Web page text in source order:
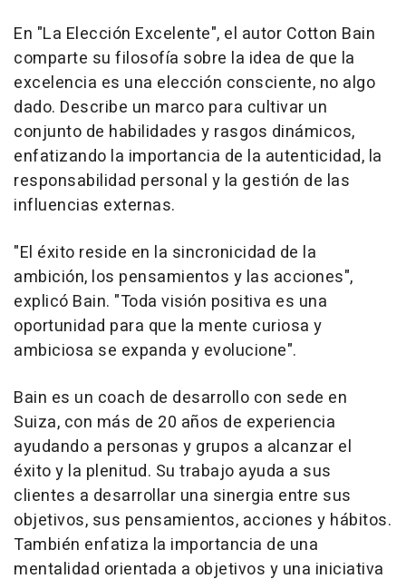
En "La Elección Excelente", el autor Cotton Bain
comparte su filosofía sobre la idea de que la
excelencia es una elección consciente, no algo
dado. Describe un marco para cultivar un
conjunto de habilidades y rasgos dinámicos,
enfatizando la importancia de la autenticidad, la
responsabilidad personal y la gestión de las
influencias externas.
"El éxito reside en la sincronicidad de la
ambición, los pensamientos y las acciones",
explicó Bain. "Toda visión positiva es una
oportunidad para que la mente curiosa y
ambiciosa se expanda y evolucione".
Bain es un coach de desarrollo con sede en
Suiza, con más de 20 años de experiencia
ayudando a personas y grupos a alcanzar el
éxito y la plenitud. Su trabajo ayuda a sus
clientes a desarrollar una sinergia entre sus
objetivos, sus pensamientos, acciones y hábitos.
También enfatiza la importancia de una
mentalidad orientada a objetivos y una iniciativa